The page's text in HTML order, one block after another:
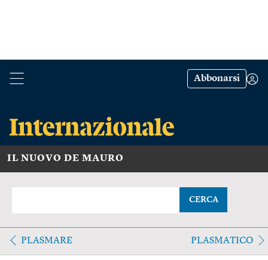
Abbonarsi
IL NUOVO DE MAURO
CERCA
PLASMARE PLASMATICO